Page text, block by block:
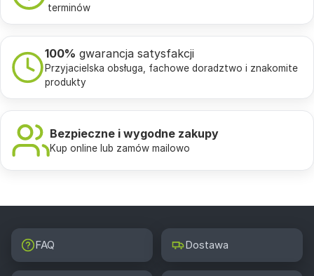
terminów
100% gwarancja satysfakcji
Przyjacielska obsługa, fachowe doradztwo i znakomite
produkty
Bezpieczne i wygodne zakupy
Kup online lub zamów mailowo
FAQ Dostawa